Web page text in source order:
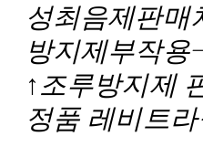
성최음제판
방지제부작
↑조루방지제
정품 레비트